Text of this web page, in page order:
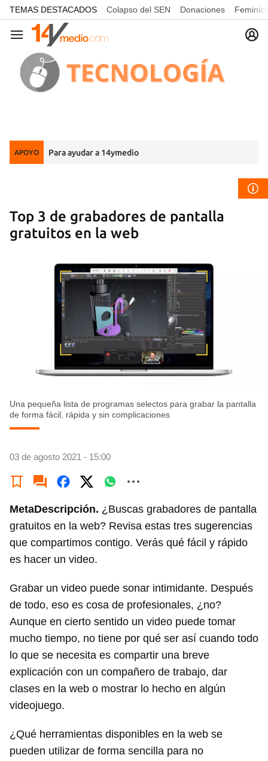
common.go-to-content
TEMAS DESTACADOS Colapso del SEN Donaciones
Navegación
APOYO Para ayudar a 14ymedio
Top 3 de grabadores de pantalla
gratuitos en la web
Una pequeña lista de programas selectos para grabar la pantalla
de forma fácil, rápida y sin complicaciones
03 de agosto 2021 - 15:00
MetaDescripción. ¿Buscas grabadores de pantalla
gratuitos en la web? Revisa estas tres sugerencias
que compartimos contigo. Verás qué fácil y rápido
es hacer un video.
Grabar un video puede sonar intimidante. Después
de todo, eso es cosa de profesionales, ¿no?
Aunque en cierto sentido un video puede tomar
mucho tiempo, no tiene por qué ser así cuando todo
lo que se necesita es compartir una breve
explicación con un compañero de trabajo, dar
clases en la web o mostrar lo hecho en algún
videojuego.
¿Qué herramientas disponibles en la web se
pueden utilizar de forma sencilla para no